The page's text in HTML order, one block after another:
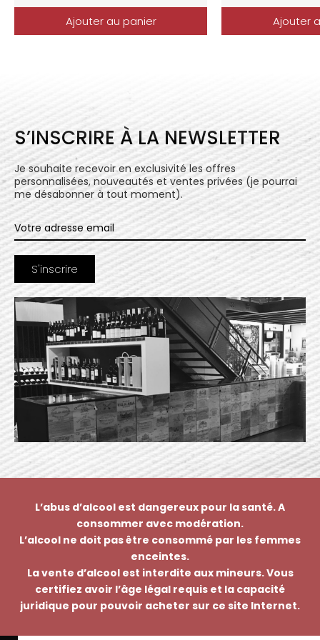
Ajouter au panier Ajouter
S’INSCRIRE À LA NEWSLETTER
Je souhaite recevoir en exclusivité les offres
personnalisées, nouveautés et ventes privées (je pourrai
me désabonner à tout moment).
L’abus d’alcool est dangereux pour la santé. A
consommer avec modération.
L’alcool ne doit pas être consommé par les femmes
enceintes.
La vente d’alcool est interdite aux mineurs. Vous
certifiez avoir l’âge légal requis et la capacité
juridique pour pouvoir acheter sur ce site Internet.